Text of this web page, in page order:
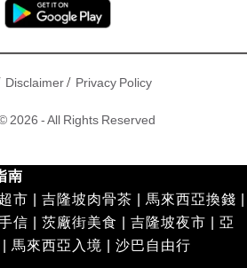
Disclaimer/ Privacy Policy
2026 - All Rights Reserved
南
市 吉隆坡肉骨茶 馬來西亞換錢
信 茨廠街美食 吉隆坡夜市
亞
馬來西亞入境 沙巴自由行